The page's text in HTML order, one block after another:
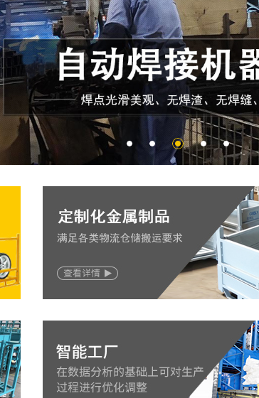
物流周转设备系列
注重为产品提供一个方便，快捷，高
业环境
自动化仓储